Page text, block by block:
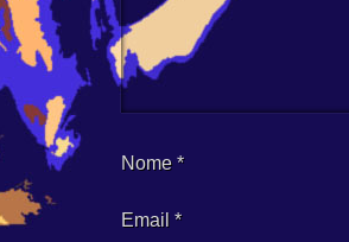
Nome *
Email *